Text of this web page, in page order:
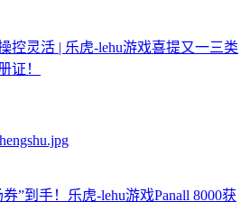
控灵活 | 乐虎-lehu游戏喜提又一三类
证！
”到手！乐虎-lehu游戏Panall 8000获